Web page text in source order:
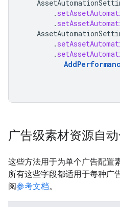
.
.
.
.
广告级素材资源自
这些方法用于为单个广告配置
所有这些字段都适用于每种广
阅参考文档。